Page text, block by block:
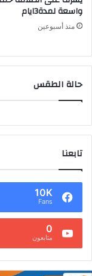
واسعة لمدة3ايام
منذ أسبوعين
حالة الطقس
تابعنا
10K
Fans
0
متابعون